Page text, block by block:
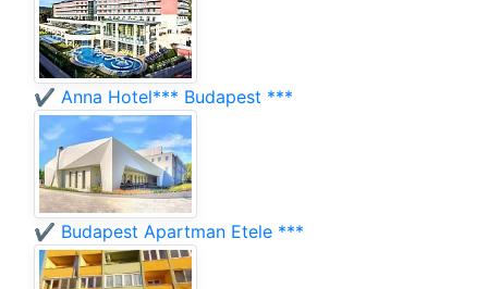
✔️ Anna Hotel*** Budapest ***
✔️ Budapest Apartman Etele ***